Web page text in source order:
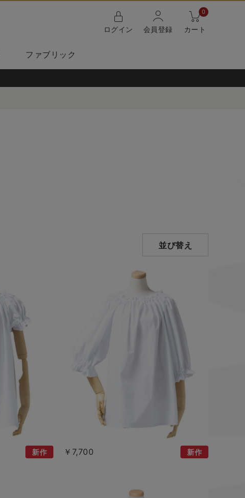
ログイン 会員登録
0
カート
ファブリック
並び替え
新作 ￥7,700 新作